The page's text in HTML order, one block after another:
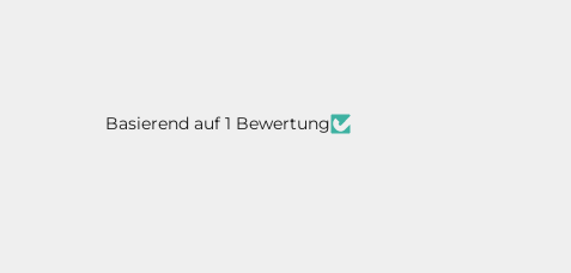
Basierend auf 1 Bewertung